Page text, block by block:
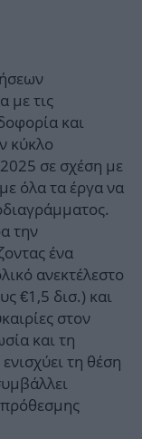
με τις
και
κύκλο
σε σχέση με
όλα τα έργα να
την
ένα
ανεκτέλεστο
€1,5 δισ.) και
στον
και τη
τη θέση